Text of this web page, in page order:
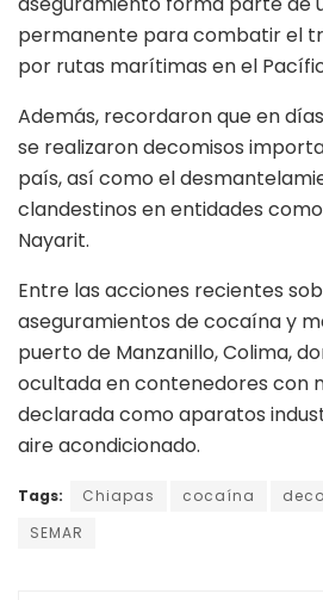
permanente para combatir el
por rutas marítimas en el
Además, recordaron que en
se realizaron decomisos
país, así como el
clandestinos en entidades
Nayarit.
Entre las acciones recientes
aseguramientos de cocaína y
puerto de Manzanillo, Colima,
ocultada en contenedores con
declarada como aparatos
aire acondicionado.
Tags: Chiapas cocaína
SEMAR